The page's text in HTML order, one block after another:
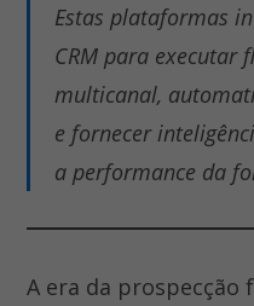
Estas plataformas
CRM para executar
multicanal,
e fornecer
a performance da
A era da prospecção